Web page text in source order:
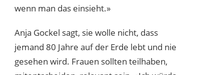
wenn man das einsieht.»
Anja Gockel sagt, sie wolle nicht, dass
jemand 80 Jahre auf der Erde lebt und nie
gesehen wird. Frauen sollten teilhaben,